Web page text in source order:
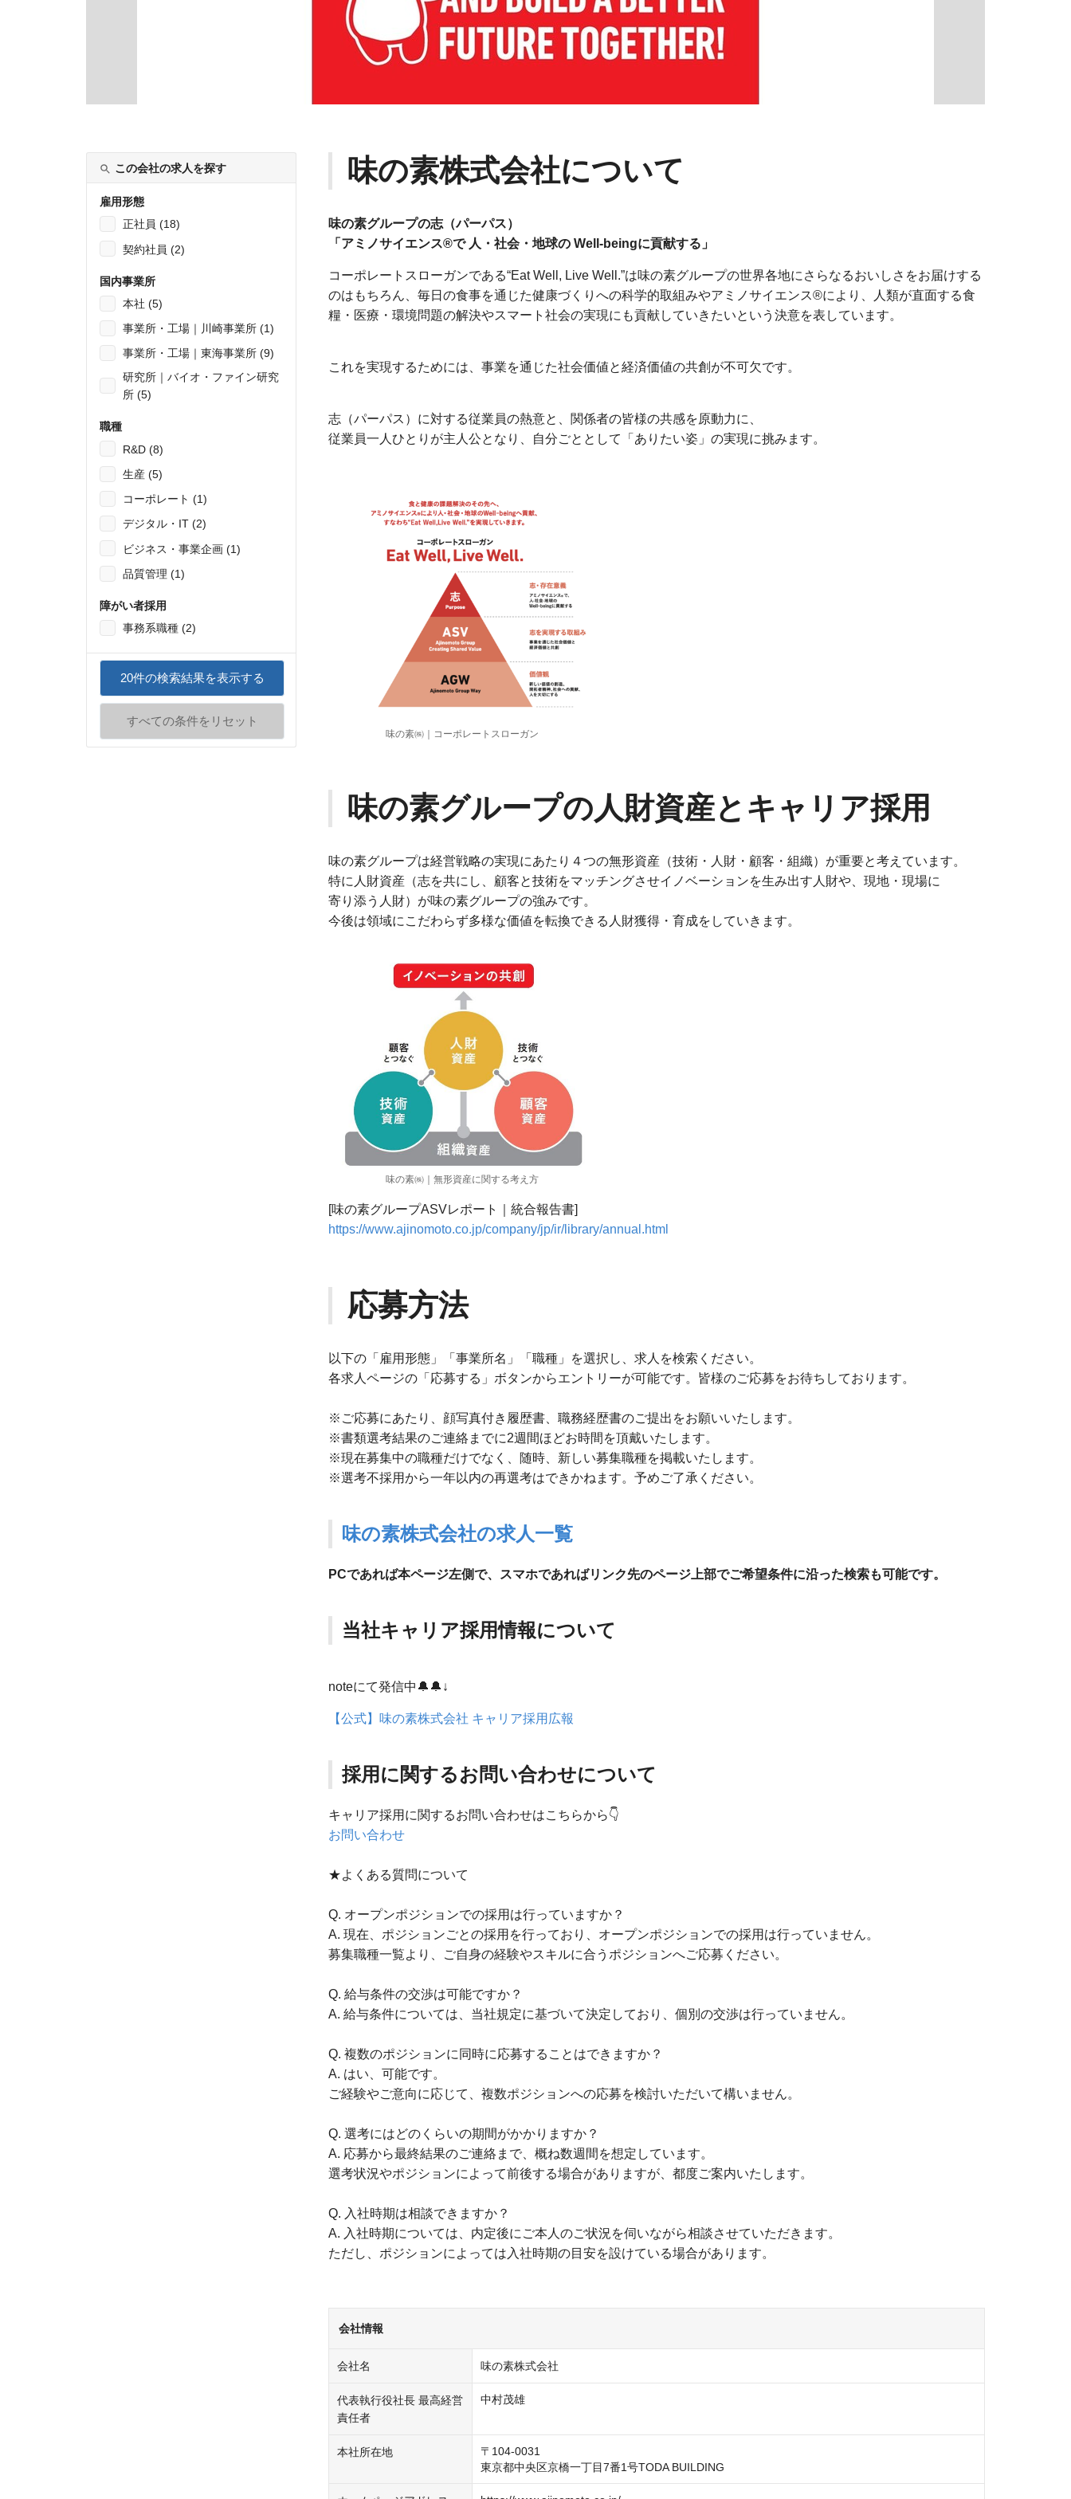
この会社の求人を探す
雇用形態
正社員 (18)
契約社員 (2)
国内事業所
本社 (5)
事業所・工場｜川崎事業所 (1)
事業所・工場｜東海事業所 (9)
研究所｜バイオ・ファイン研究
所 (5)
職種
R&D (8)
生産 (5)
コーポレート (1)
デジタル・IT (2)
ビジネス・事業企画 (1)
品質管理 (1)
障がい者採用
事務系職種 (2)
20件の検索結果を表示する
すべての条件をリセット
味の素株式会社について
味の素グループの志（パーパス）
「アミノサイエンス®で 人・社会・地球の Well-beingに貢献する」
コーポレートスローガンである“Eat Well, Live Well.”は味の素グループの世界各地にさらなるおいしさをお届けする
のはもちろん、毎日の食事を通じた健康づくりへの科学的取組みやアミノサイエンス®により、人類が直面する食
糧・医療・環境問題の解決やスマート社会の実現にも貢献していきたいという決意を表しています。
これを実現するためには、事業を通じた社会価値と経済価値の共創が不可欠です。
志（パーパス）に対する従業員の熱意と、関係者の皆様の共感を原動力に、
従業員一人ひとりが主人公となり、自分ごととして「ありたい姿」の実現に挑みます。
味の素㈱｜コーポレートスローガン
味の素グループの人財資産とキャリア採用
味の素グループは経営戦略の実現にあたり４つの無形資産（技術・人財・顧客・組織）が重要と考えています。
特に人財資産（志を共にし、顧客と技術をマッチングさせイノベーションを生み出す人財や、現地・現場に
寄り添う人財）が味の素グループの強みです。
今後は領域にこだわらず多様な価値を転換できる人財獲得・育成をしていきます。
味の素㈱｜無形資産に関する考え方
[味の素グループASVレポート｜統合報告書]
https://www.ajinomoto.co.jp/company/jp/ir/library/annual.html
応募方法
以下の「雇用形態」「事業所名」「職種」を選択し、求人を検索ください。
各求人ページの「応募する」ボタンからエントリーが可能です。皆様のご応募をお待ちしております。
※ご応募にあたり、顔写真付き履歴書、職務経歴書のご提出をお願いいたします。
※書類選考結果のご連絡までに2週間ほどお時間を頂戴いたします。
※現在募集中の職種だけでなく、随時、新しい募集職種を掲載いたします。
※選考不採用から一年以内の再選考はできかねます。予めご了承ください。
味の素株式会社の求人一覧
PCであれば本ページ左側で、スマホであればリンク先のページ上部でご希望条件に沿った検索も可能です。
当社キャリア採用情報について
noteにて発信中🔔🔔↓
【公式】味の素株式会社 キャリア採用広報
採用に関するお問い合わせについて
キャリア採用に関するお問い合わせはこちらから👇
お問い合わせ
★よくある質問について
Q. オープンポジションでの採用は行っていますか？
A. 現在、ポジションごとの採用を行っており、オープンポジションでの採用は行っていません。
募集職種一覧より、ご自身の経験やスキルに合うポジションへご応募ください。
Q. 給与条件の交渉は可能ですか？
A. 給与条件については、当社規定に基づいて決定しており、個別の交渉は行っていません。
Q. 複数のポジションに同時に応募することはできますか？
A. はい、可能です。
ご経験やご意向に応じて、複数ポジションへの応募を検討いただいて構いません。
Q. 選考にはどのくらいの期間がかかりますか？
A. 応募から最終結果のご連絡まで、概ね数週間を想定しています。
選考状況やポジションによって前後する場合がありますが、都度ご案内いたします。
Q. 入社時期は相談できますか？
A. 入社時期については、内定後にご本人のご状況を伺いながら相談させていただきます。
ただし、ポジションによっては入社時期の目安を設けている場合があります。
会社情報
会社名 味の素株式会社
代表執行役社長 最高経営
責任者
中村茂雄
本社所在地
〒104-0031
東京都中央区京橋一丁目7番1号TODA BUILDING